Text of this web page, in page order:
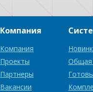
Компания
Компания
Проекты
Партнеры
Вакансии
Общая